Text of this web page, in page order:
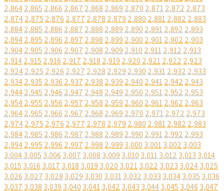
2,8642,865 2,866 2,867 2,868 2,869 2,870 2,8712,872 2,873
2,8742,875 2,876 2,877 2,878 2,879 2,880 2,8812,882 2,883
2,8842,885 2,886 2,887 2,888 2,889 2,890 2,8912,892 2,893
2,8942,895 2,896 2,897 2,898 2,899 2,900 2,9012,902 2,903
2,9042,905 2,906 2,907 2,908 2,909 2,910 2,9112,912 2,913
2,9142,915 2,916 2,917 2,918 2,919 2,920 2,9212,922 2,923
2,9242,925 2,926 2,927 2,928 2,929 2,930 2,9312,932 2,933
2,9342,935 2,936 2,937 2,938 2,939 2,940 2,9412,942 2,943
2,9442,945 2,946 2,947 2,948 2,949 2,950 2,9512,952 2,953
2,9542,955 2,956 2,957 2,958 2,959 2,960 2,9612,962 2,963
2,9642,965 2,966 2,967 2,968 2,969 2,970 2,9712,972 2,973
2,9742,975 2,976 2,977 2,978 2,979 2,980 2,9812,982 2,983
2,9842,985 2,986 2,987 2,988 2,989 2,990 2,9912,992 2,993
2,9942,995 2,996 2,997 2,998 2,999 3,000 3,0013,002 3,003
3,0043,005 3,006 3,007 3,008 3,009 3,010 3,0113,012 3,013 3,014
3,015 3,016 3,017 3,018 3,019 3,020 3,0213,022 3,023 3,0243,025
3,026 3,027 3,028 3,029 3,030 3,0313,032 3,033 3,0343,035 3,036
3,037 3,038 3,039 3,040 3,0413,042 3,043 3,0443,045 3,046 3,047